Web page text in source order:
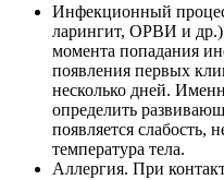
Инфекционный
ларингит, ОРВИ и
момента попадания
появления первых
несколько дней.
определить
появляется слабость,
температура тела.
Аллергия. При